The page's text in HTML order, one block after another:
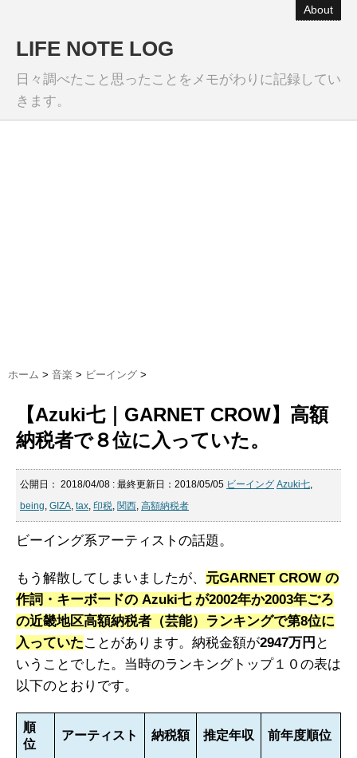
About
LIFE NOTE LOG
日々調べたこと思ったことをメモがわりに記録してい
きます。
ホーム > 音楽 > ビーイング >
【Azuki七｜GARNET CROW】高額
納税者で８位に入っていた。
公開日： 2018/04/08 : 最終更新日：2018/05/05 ビーイング Azuki七,
being, GIZA, tax, 印税, 関西, 高額納税者
ビーイング系アーティストの話題。
もう解散してしまいましたが、 元GARNET CROW の
作詞・キーボードの Azuki七 が2002年か2003年ごろ
の近畿地区高額納税者（芸能）ランキングで第8位に
入っていたことがあります。納税金額が2947万円 と
いうことでした。当時のランキングトップ１０の表は
以下のとおりです。
順
位
アーティスト 納税額 推定年収 前年度順位